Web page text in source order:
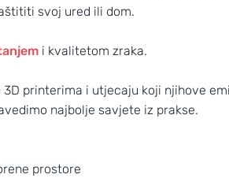
svoj ured ili dom.
i kvalitetom zraka.
printerima i utjecaju koji njihove
najbolje savjete iz prakse.
prostore